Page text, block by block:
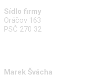
Sídlo firmy
Oráčov 163
PSČ 270 32
Marek Švácha